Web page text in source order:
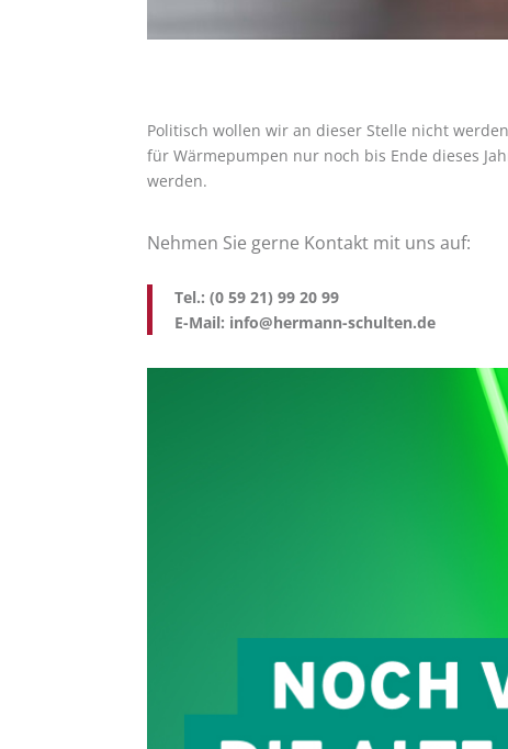
Politisch wollen wir an dieser Stelle nicht
für Wärmepumpen nur noch bis Ende dieses
werden.
Nehmen Sie gerne Kontakt mit uns auf:
Tel.: (0 59 21) 99 20 99
E-Mail: info@hermann-schulten.de